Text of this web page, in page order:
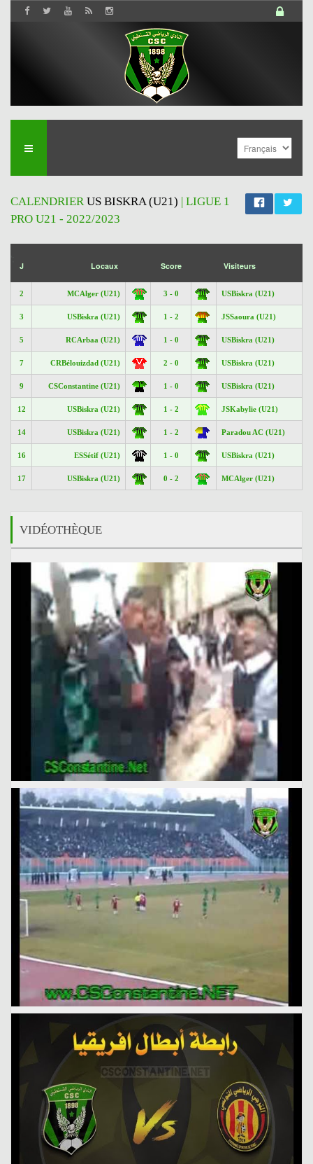
CALENDRIERUS BISKRA (U21) | LIGUE 1
PRO U21 - 2022/2023
J Locaux Score Visiteurs
2 MCAlger (U21) 3 - 0 USBiskra (U21)
3 USBiskra (U21) 1 - 2 JSSaoura (U21)
5 RCArbaa (U21) 1 - 0 USBiskra (U21)
7 CRBélouizdad (U21) 2 - 0 USBiskra (U21)
9 CSConstantine (U21) 1 - 0 USBiskra (U21)
12 USBiskra (U21) 1 - 2 JSKabylie (U21)
14 USBiskra (U21) 1 - 2 Paradou AC (U21)
16 ESSétif (U21) 1 - 0 USBiskra (U21)
17 USBiskra (U21) 0 - 2 MCAlger (U21)
VIDÉOTHÈQUE